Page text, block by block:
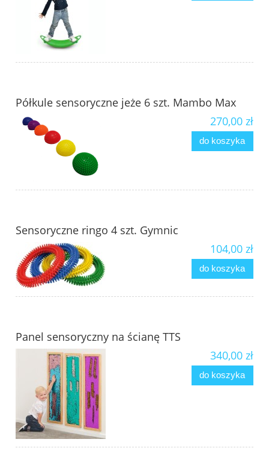
Półkule sensoryczne jeże 6 szt. Mambo Max
270,00 zł
do koszyka
Sensoryczne ringo 4 szt. Gymnic
104,00 zł
do koszyka
Panel sensoryczny na ścianę TTS
340,00 zł
do koszyka